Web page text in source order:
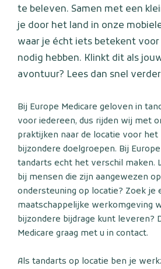
te beleven. Samen met een
je door het land in onze
waar je écht iets betekent
nodig hebben. Klinkt dit als
avontuur? Lees dan snel
Bij Europe Medicare geloven in
voor iedereen, dus rijden wij met
praktijken naar de locatie voor het
bijzondere doelgroepen. Bij
tandarts echt het verschil maken.
bij mensen die zijn aangewezen
ondersteuning op locatie? Zoek je
maatschappelijke werkomgeving
bijzondere bijdrage kunt leveren?
Medicare graag met u in contact.
Als tandarts op locatie ben je